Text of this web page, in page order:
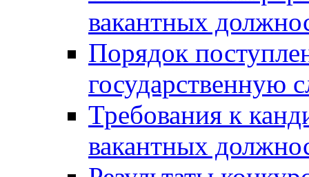
вакантных
Порядок
государственную
Требования к
вакантных